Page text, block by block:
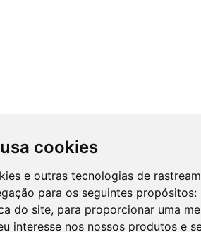
cookies
e outras tecnologias de
para os seguintes propósitos:
do site, para proporcionar uma
interesse nos nossos produtos e